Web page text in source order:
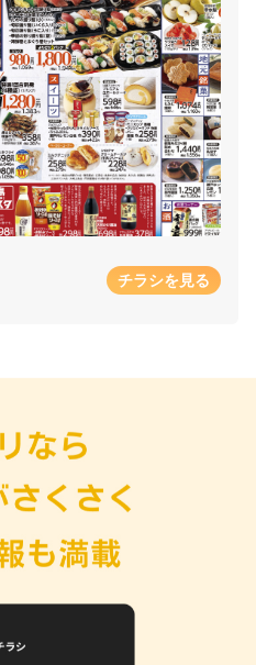
チラシを見る